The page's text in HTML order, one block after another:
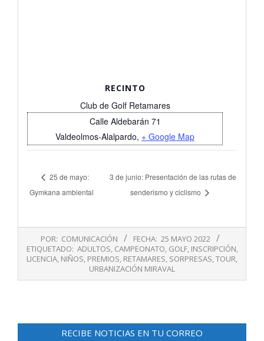
RECINTO
Club de Golf Retamares
Calle Aldebarán 71
Valdeolmos-Alalpardo, + Google Map
25 de mayo:
Gymkana ambiental
3 de junio: Presentación de las rutas de
senderismo y ciclismo
05-
25
POR: COMUNICACIÓN FECHA: 25 MAYO 2022
ETIQUETADO: ADULTOS, CAMPEONATO, GOLF, INSCRIPCIÓN,
LICENCIA, NIÑOS, PREMIOS, RETAMARES, SORPRESAS,TOUR,
URBANIZACIÓN MIRAVAL
RECIBE NOTICIAS EN TU CORREO